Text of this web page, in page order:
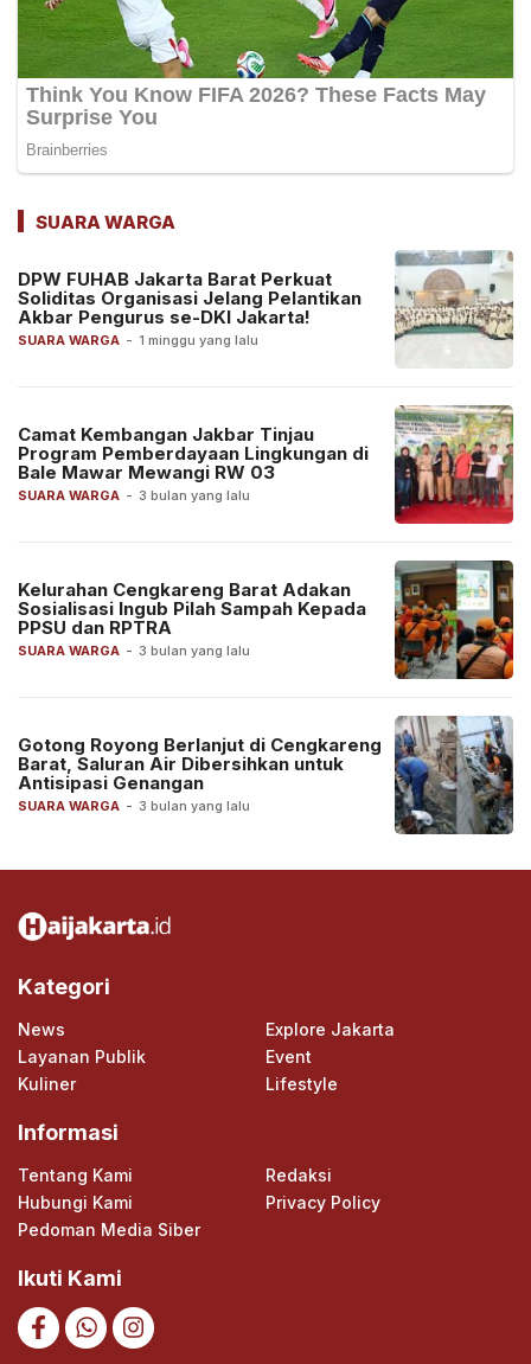
SUARA WARGA
SUARA WARGA - 1 minggu yang lalu
DPW FUHAB Jakarta Barat Perkuat
Soliditas Organisasi Jelang Pelantikan
Akbar Pengurus se-DKI Jakarta!
SUARA WARGA - 3 bulan yang lalu
Camat Kembangan Jakbar Tinjau
Program Pemberdayaan Lingkungan di
Bale Mawar Mewangi RW 03
SUARA WARGA - 3 bulan yang lalu
Kelurahan Cengkareng Barat Adakan
Sosialisasi Ingub Pilah Sampah Kepada
PPSU dan RPTRA
SUARA WARGA - 3 bulan yang lalu
Gotong Royong Berlanjut di Cengkareng
Barat, Saluran Air Dibersihkan untuk
Antisipasi Genangan
Kategori
News
Explore Jakarta
Layanan Publik
Event
Kuliner
Lifestyle
Informasi
Tentang Kami
Redaksi
Hubungi Kami
Privacy Policy
Pedoman Media Siber
Ikuti Kami